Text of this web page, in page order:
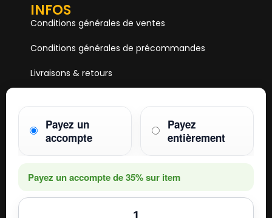
Payez un
accompte
Payez
entièrement
Payez un accompte de35%sur item
INFOS
Conditions générales de ventes
Conditions générales de précommandes
Livraisons & retours
Paiements
HOBBY ONE
75011 PARIS
Mail. hobby1shop@gmail.com